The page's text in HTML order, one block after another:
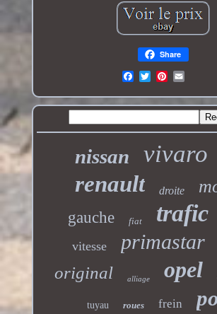
Share
nissan vivaro
renault droite
gauche fiat trafic
vitesse primastar
original alliage opel
tuyau roues frein